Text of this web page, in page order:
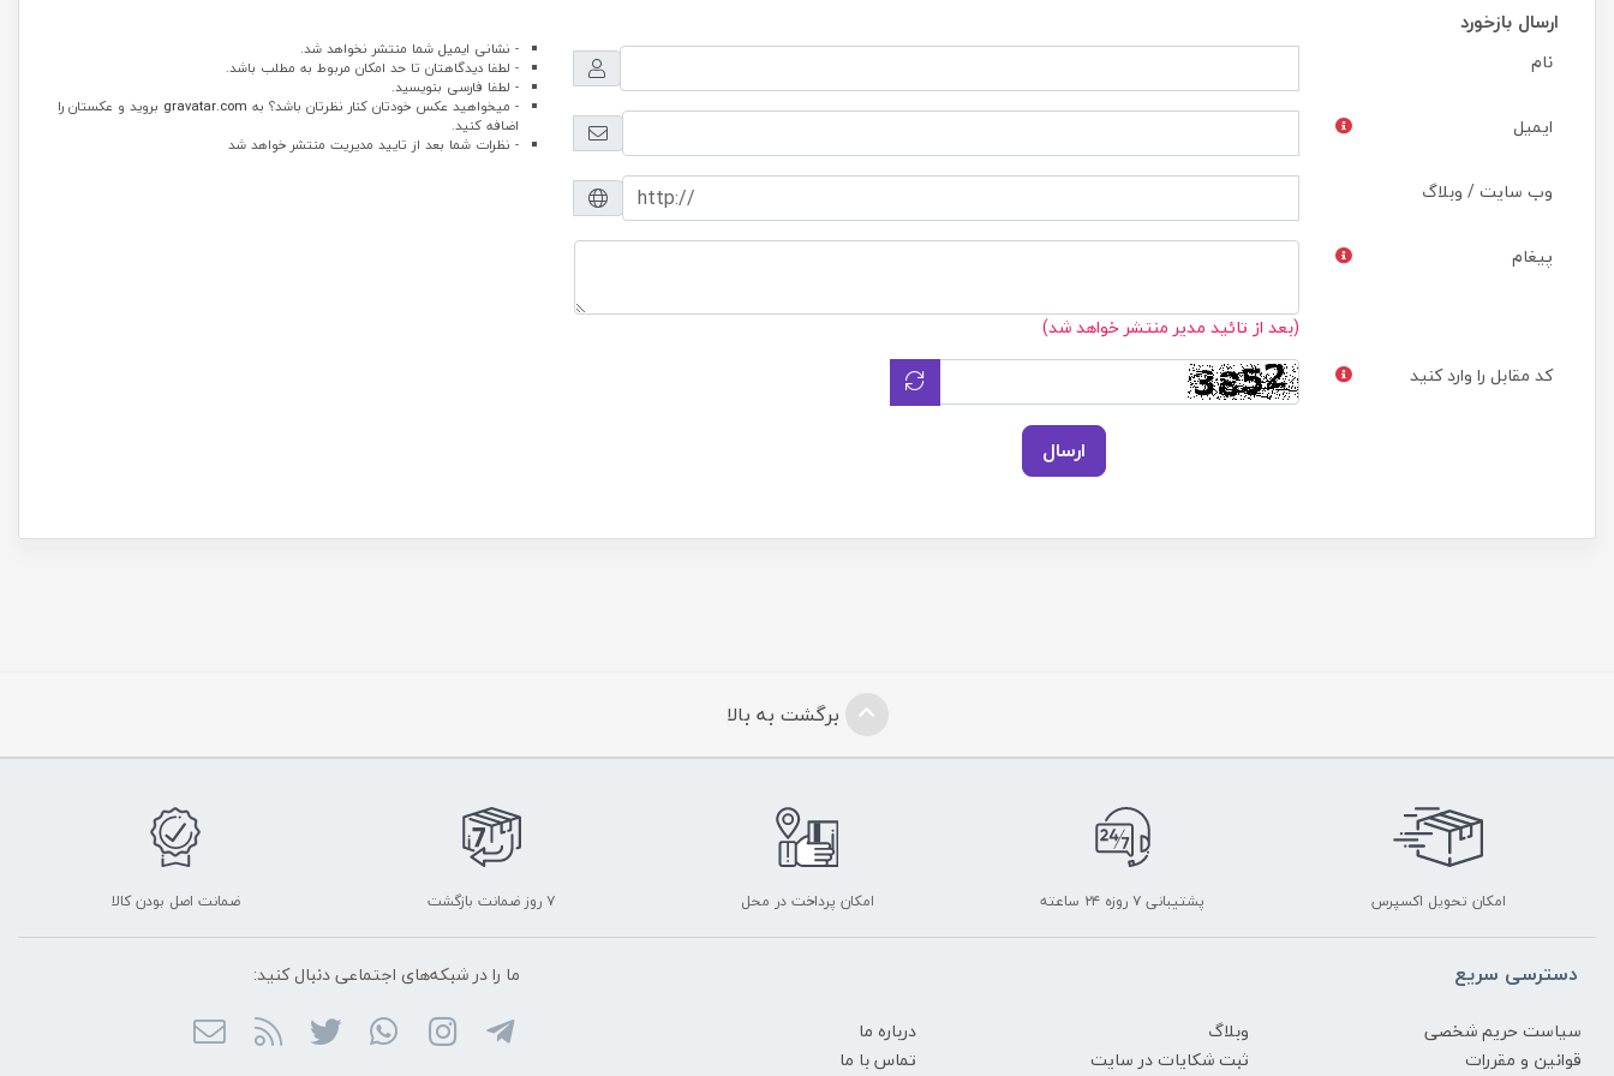
ارسال بازخورد
نام
ایمیل
وب سایت / وبلاگ
پیغام
(بعد از تائید مدیر منتشر خواهد شد)
کد مقابل را وارد کنید
ارسال
- نشانی ایمیل شما منتشر نخواهد شد.
- لطفا دیدگاهتان تا حد امکان مربوط به مطلب باشد.
- لطفا فارسی بنویسید.
- میخواهید عکس خودتان کنار نظرتان باشد؟ به gravatar.com بروید و عکستان را
اضافه کنید.
- نظرات شما بعد از تایید مدیریت منتشر خواهد شد
برگشت به بالا
امکان تحویل اکسپرس پشتیبانی ۷ روزه ۲۴ ساعته امکان پرداخت در محل ۷ روز ضمانت بازگشت ضمانت اصل بودن کالا
دسترسی سریع
سیاست حریم شخصی وبلاگ
درباره ما
قوانین و مقررات
ثبت شکایات در سایت
تماس با ما
ما را در شبکه‌های اجتماعی دنبال کنید: